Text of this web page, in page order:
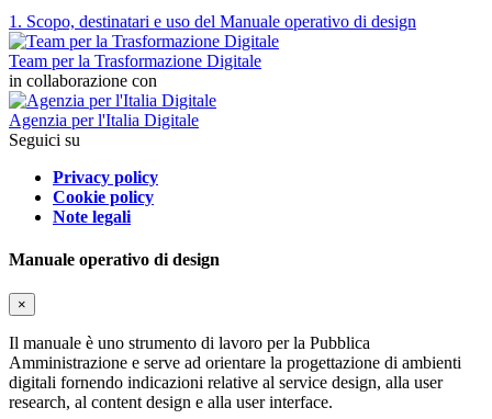
1. Scopo, destinatari e uso del Manuale operativo di design
Team per la Trasformazione Digitale
in collaborazione con
Agenzia per l'Italia Digitale
Seguici su
Privacy policy
Cookie policy
Note legali
Manuale operativo di design
×
Il manuale è uno strumento di lavoro per la Pubblica
Amministrazione e serve ad orientare la progettazione di ambienti
digitali fornendo indicazioni relative al service design, alla user
research, al content design e alla user interface.